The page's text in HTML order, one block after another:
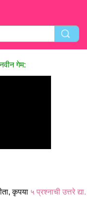
गेम:
कृपया ५ प्रश्नाची उत्तरे द्या.